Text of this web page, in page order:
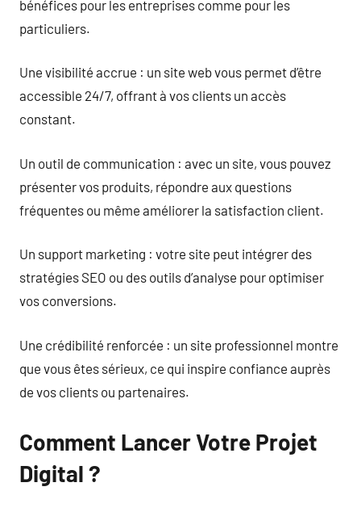
bénéfices pour les entreprises comme pour les
particuliers.
Une visibilité accrue : un site web vous permet d’être
accessible 24/7, offrant à vos clients un accès
constant.
Un outil de communication : avec un site, vous pouvez
présenter vos produits, répondre aux questions
fréquentes ou même améliorer la satisfaction client.
Un support marketing : votre site peut intégrer des
stratégies SEO ou des outils d’analyse pour optimiser
vos conversions.
Une crédibilité renforcée : un site professionnel montre
que vous êtes sérieux, ce qui inspire confiance auprès
de vos clients ou partenaires.
Comment Lancer Votre Projet
Digital ?